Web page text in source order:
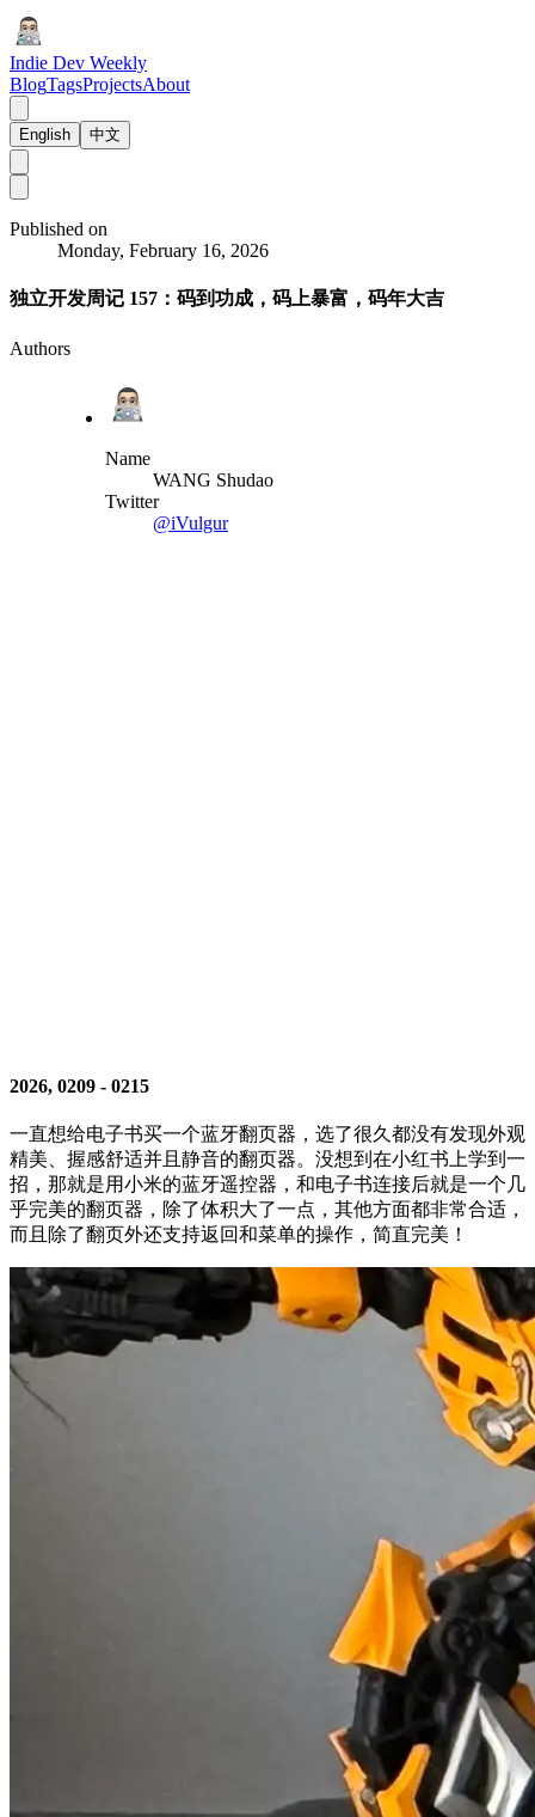
Indie Dev Weekly
BlogTagsProjectsAbout
English 中文
Published on
Monday, February 16, 2026
独立开发周记 157：码到功成，码上暴富，码年大吉
Authors
Name
WANG Shudao
Twitter
@iVulgur
2026, 0209 - 0215
一直想给电子书买一个蓝牙翻页器，选了很久都没有发现外观
精美、握感舒适并且静音的翻页器。没想到在小红书上学到一
招，那就是用小米的蓝牙遥控器，和电子书连接后就是一个几
乎完美的翻页器，除了体积大了一点，其他方面都非常合适，
而且除了翻页外还支持返回和菜单的操作，简直完美！